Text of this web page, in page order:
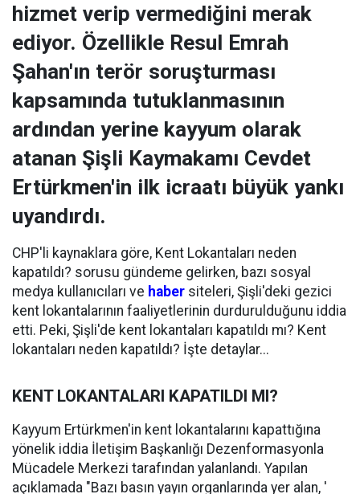
hizmet verip vermediğini merak
ediyor. Özellikle Resul Emrah
Şahan'ın terör soruşturması
kapsamında tutuklanmasının
ardından yerine kayyum olarak
atanan Şişli Kaymakamı Cevdet
Ertürkmen'in ilk icraatı büyük yankı
uyandırdı.
CHP'li kaynaklara göre, Kent Lokantaları neden
kapatıldı? sorusu gündeme gelirken, bazı sosyal
medya kullanıcıları ve haber siteleri, Şişli'deki gezici
kent lokantalarının faaliyetlerinin durdurulduğunu iddia
etti. Peki, Şişli'de kent lokantaları kapatıldı mı? Kent
lokantaları neden kapatıldı? İşte detaylar...
KENT LOKANTALARI KAPATILDI MI?
Kayyum Ertürkmen'in kent lokantalarını kapattığına
yönelik iddia İletişim Başkanlığı Dezenformasyonla
Mücadele Merkezi tarafından yalanlandı. Yapılan
açıklamada "Bazı basın yayın organlarında yer alan, '